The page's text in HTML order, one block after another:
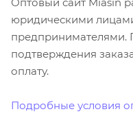
юридическими
предпринимателями.
подтверждения
оплату.
Подробные условия